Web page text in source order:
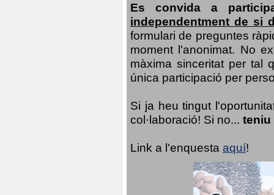
Es convida a
independentment de si
formulari de preguntes
moment l'anonimat. No
màxima sinceritat per tal
única participació per
Si ja heu tingut
col·laboració! Si no... teniu
Link a l'enquesta aquí!